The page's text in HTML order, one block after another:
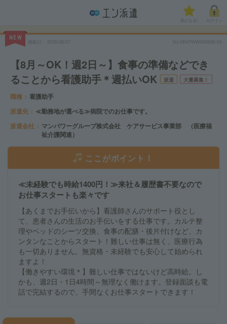
気になる!
NEW
No.MNPWW829666-04
【8月～OK！週2日～】食事の準備などでき
ることから看護助手＊週払いOK
派遣 大量募集！
職種
看護助手
派遣先
≪勤務地が選べる≫病院でのお仕事です。
派遣会社
マンパワーグループ株式会社 ケアサービス事業部 （医療福
祉介護関連）
ここがポイント！
≪未経験でも時給1400円！≫来社＆履歴書不要なので
お仕事スタートも楽々です
【あくまでお手伝いから】看護師さんのサポート役とし
て、患者さんの生活のお手伝いをする仕事です。カルテ整
理やベッドのシーツ交換、食事の配膳・後片付けなど、カ
ンタンなことからスタート！難しい仕事は無く、医療行為
も一切ありません。無資格・未経験でも安心して始められ
ますよ！
【働きやすい環境＊】難しい仕事ではないけど高時給。し
かも、週2日・1日4時間～無理なく働けます。登録面談も電
話で完結するので、手間なくお仕事スタートできます！